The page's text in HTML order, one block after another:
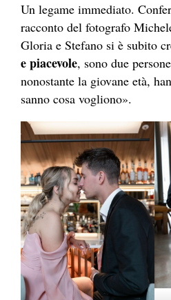
Un legame immediato.
racconto del fotografo
Gloria e Stefano si è subito
e piacevole, sono due
nonostante la giovane età,
sanno cosa vogliono».